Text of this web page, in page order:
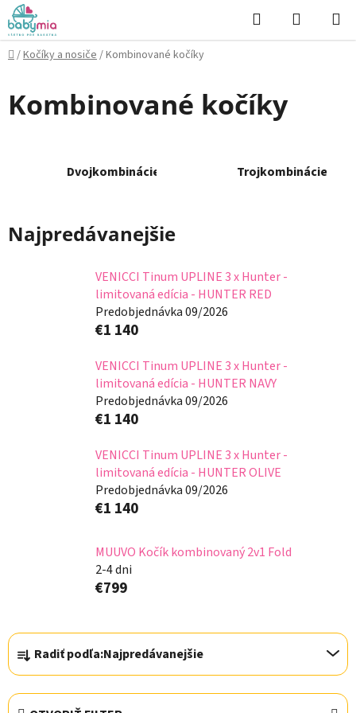
Prejsť
na
obsah
Hľadať
KOŠÍK
Domov
/Kočíky a nosiče/Kombinované kočíky
Kombinované kočíky
Dvojkombinácie Trojkombinácie
Najpredávanejšie
VENICCI Tinum UPLINE 3 x Hunter -
limitovaná edícia - HUNTER RED
Predobjednávka 09/2026
€1 140
VENICCI Tinum UPLINE 3 x Hunter -
limitovaná edícia - HUNTER NAVY
Predobjednávka 09/2026
€1 140
VENICCI Tinum UPLINE 3 x Hunter -
limitovaná edícia - HUNTER OLIVE
Predobjednávka 09/2026
€1 140
MUUVO Kočík kombinovaný 2v1 Fold
2-4 dni
€799
R
a
d
e
Radiť podľa:Najpredávanejšie